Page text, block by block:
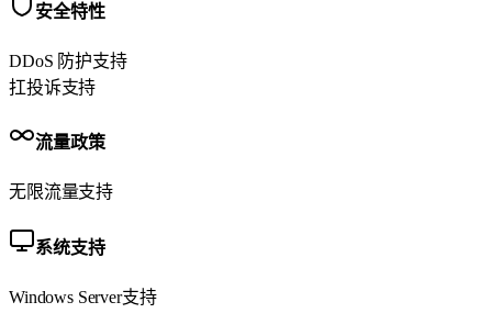
安全特性
DDoS 防护支持
扛投诉支持
流量政策
无限流量支持
系统支持
Windows Server支持